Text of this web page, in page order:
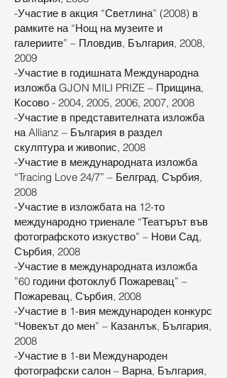
-Участие в акция “Светлина” (2008) в
рамките на “Нощ на музеите и
галериите” – Пловдив, България, 2008,
2009
-Участие в годишната Международна
изложба GJON MILI PRIZE – Прищина,
Косово - 2004, 2005, 2006, 2007, 2008
-Участие в представителната изложба
на Allianz – България в раздел
скулптура и живопис, 2008
-Участие в международната изложба
“Tracing Love 24/7” – Белград, Сърбия,
2008
-Участие в изложбата на 12-то
международно триенале “Театърът във
фотографското изкуство” – Нови Сад,
Сърбия, 2008
-Участие в международната изложба
”60 години фотоклуб Пожаревац” –
Пожаревац, Сърбия, 2008
-Участие в 1-вия международен конкурс
“Човекът до мен” – Казанлък, България,
2008
-Участие в 1-ви Международен
фотографски салон – Варна, България,